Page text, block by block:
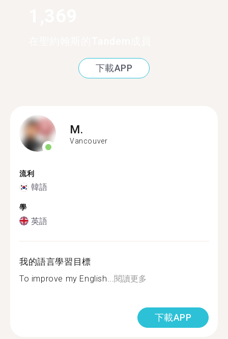
下載APP
M.
Vancouver
流利
韓語
學
英語
我的語言學習目標
To improve my English... 閱讀更多
下載APP